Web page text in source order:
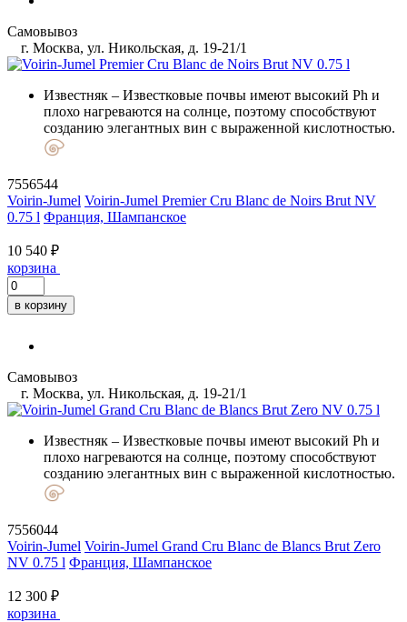
Самовывоз
г. Москва, ул. Никольская, д. 19-21/1
Известняк – Известковые почвы имеют высокий Ph и
плохо нагреваются на солнце, поэтому способствуют
созданию элегантных вин с выраженной кислотностью.
7556544
Voirin-Jumel Voirin-Jumel Premier Cru Blanc de Noirs Brut NV
0.75 l Франция, Шампанское
10 540 ₽
корзина
в корзину
Самовывоз
г. Москва, ул. Никольская, д. 19-21/1
Известняк – Известковые почвы имеют высокий Ph и
плохо нагреваются на солнце, поэтому способствуют
созданию элегантных вин с выраженной кислотностью.
7556044
Voirin-Jumel Voirin-Jumel Grand Cru Blanc de Blancs Brut Zero
NV 0.75 l Франция, Шампанское
12 300 ₽
корзина